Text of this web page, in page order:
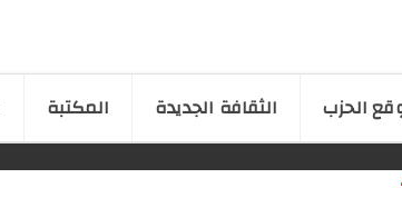
الحزب الثقافة الجدیدة المكتبة